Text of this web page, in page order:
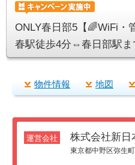
ONLY春日部5【🌈WiFi
春駅徒歩4分⇔春日部駅
物件情報 地図
運営会社 株式会社新日
東京都中野区弥生